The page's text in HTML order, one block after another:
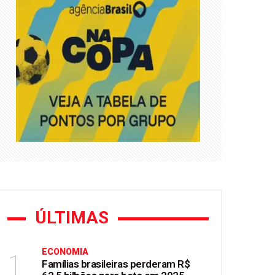
ÚLTIMAS
1 ECONOMIA
Famílias brasileiras perderam R$